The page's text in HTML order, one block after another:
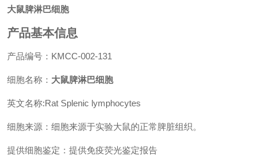
大鼠脾淋巴细胞
产品基本信息
产品编号：KMCC-002-131
细胞名称： 大鼠脾淋巴细胞
英文名称:Rat Splenic lymphocytes
细胞来源：细胞来源于实验大鼠的正常脾脏组织。
提供细胞鉴定：提供免疫荧光鉴定报告